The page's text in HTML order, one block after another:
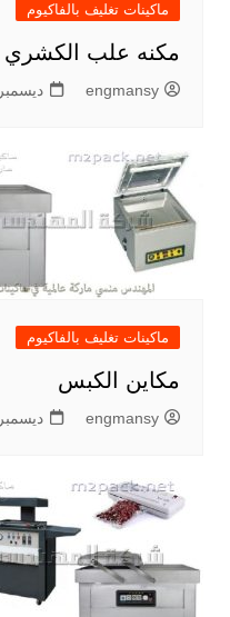
ماكينات تغليف بالفاكيوم
مكنه علب الكشري
engmansy ديسمبر 20, 2021
ماكينات تغليف بالفاكيوم
مكاين الكبس
engmansy ديسمبر 20, 2021